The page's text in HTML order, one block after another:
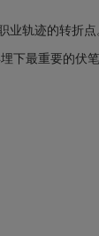
业轨迹的转折点
下最重要的伏笔